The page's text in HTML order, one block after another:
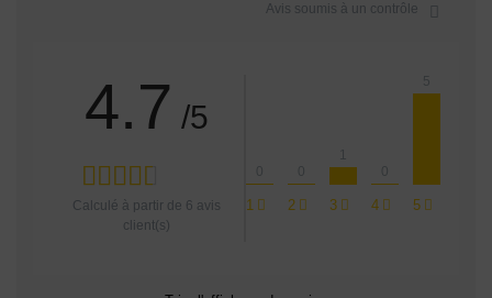
Avis soumis à un contrôle
4.7 /5
Calculé à partir de 6 avis
client(s)
1 2 3
1
4 5
5